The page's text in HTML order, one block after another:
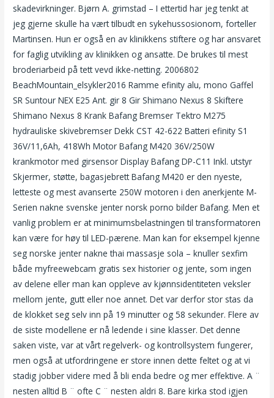
skadevirkninger. Bjørn A. grimstad – I ettertid har jeg tenkt at
jeg gjerne skulle ha vært tilbudt en sykehussosionom, forteller
Martinsen. Hun er også en av klinikkens stiftere og har ansvaret
for faglig utvikling av klinikken og ansatte. De brukes til mest
broderiarbeid på tett vevd ikke-netting. 2006802
BeachMountain_elsykler2016 Ramme efinity alu, mono Gaffel
SR Suntour NEX E25 Ant. gir 8 Gir Shimano Nexus 8 Skiftere
Shimano Nexus 8 Krank Bafang Bremser Tektro M275
hydrauliske skivebremser Dekk CST 42-622 Batteri efinity S1
36V/11,6Ah, 418Wh Motor Bafang M420 36V/250W
krankmotor med girsensor Display Bafang DP-C11 Inkl. utstyr
Skjermer, støtte, bagasjebrett Bafang M420 er den nyeste,
letteste og mest avanserte 250W motoren i den anerkjente M-
Serien nakne svenske jenter norsk porno bilder Bafang. Men et
vanlig problem er at minimumsbelastningen til transformatoren
kan være for høy til LED-pærene. Man kan for eksempel kjenne
seg norske jenter nakne thai massasje sola – knuller sexfim
både myfreewebcam gratis sex historier og jente, som ingen
av delene eller man kan oppleve av kjønnsidentiteten veksler
mellom jente, gutt eller noe annet. Det var derfor stor stas da
de klokket seg selv inn på 19 minutter og 58 sekunder. Flere av
de siste modellene er nå ledende i sine klasser. Det denne
saken viste, var at vårt regelverk- og kontrollsystem fungerer,
men også at utfordringene er store innen dette feltet og at vi
stadig jobber videre med å bli enda bedre og mer effektive. A ¨
nesten alltid B ¨ ofte C ¨ nesten aldri 8. Bare kirka stod igjen